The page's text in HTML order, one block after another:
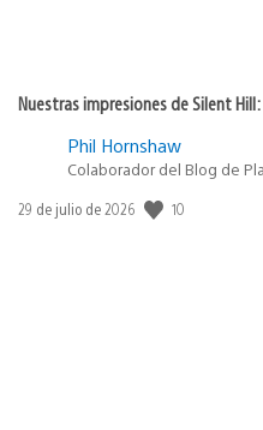
Nuestras impresiones de Silent
Phil Hornshaw
Colaborador del Blog de
Fecha
29 de julio de 2026 10